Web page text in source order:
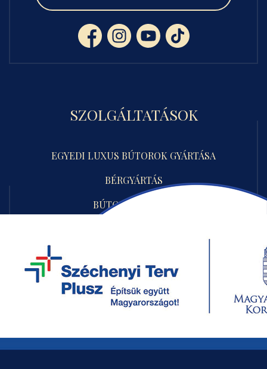
SZOLGÁLTATÁSOK
EGYEDI LUXUS BÚTOROK GYÁRTÁSA
BÉRGYÁRTÁS
BÚTOR TERVEZÉS
RÓLUNK